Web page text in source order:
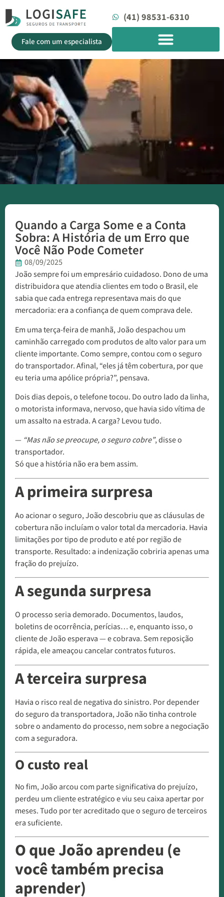
(41) 98531-6310
Fale com um especialista
Quando a Carga Some e a Conta
Sobra: A História de um Erro que
Você Não Pode Cometer
08/09/2025
João sempre foi um empresário cuidadoso. Dono de uma
distribuidora que atendia clientes em todo o Brasil, ele
sabia que cada entrega representava mais do que
mercadoria: era a confiança de quem comprava dele.
Em uma terça-feira de manhã, João despachou um
caminhão carregado com produtos de alto valor para um
cliente importante. Como sempre, contou com o seguro
do transportador. Afinal, “eles já têm cobertura, por que
eu teria uma apólice própria?”, pensava.
Dois dias depois, o telefone tocou. Do outro lado da linha,
o motorista informava, nervoso, que havia sido vítima de
um assalto na estrada. A carga? Levou tudo.
— “Mas não se preocupe, o seguro cobre”, disse o
transportador.
Só que a história não era bem assim.
A primeira surpresa
Ao acionar o seguro, João descobriu que as cláusulas de
cobertura não incluíam o valor total da mercadoria. Havia
limitações por tipo de produto e até por região de
transporte. Resultado: a indenização cobriria apenas uma
fração do prejuízo.
A segunda surpresa
O processo seria demorado. Documentos, laudos,
boletins de ocorrência, perícias… e, enquanto isso, o
cliente de João esperava — e cobrava. Sem reposição
rápida, ele ameaçou cancelar contratos futuros.
A terceira surpresa
Havia o risco real de negativa do sinistro. Por depender
do seguro da transportadora, João não tinha controle
sobre o andamento do processo, nem sobre a negociação
com a seguradora.
O custo real
No fim, João arcou com parte significativa do prejuízo,
perdeu um cliente estratégico e viu seu caixa apertar por
meses. Tudo por ter acreditado que o seguro de terceiros
era suficiente.
O que João aprendeu (e
você também precisa
aprender)